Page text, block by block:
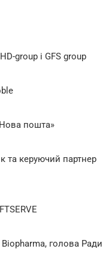
group і GFS group
пошта»
та керуючий партнер
голова Ради